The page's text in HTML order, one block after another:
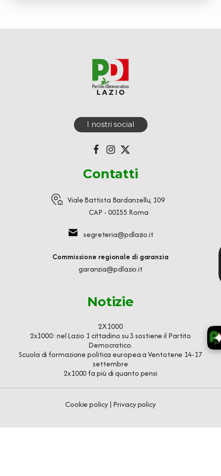
I nostri social
Contatti
Viale Battista Bardanzellu, 109
CAP - 00155 Roma
segreteria@pdlazio.it
Commissione regionale di garanzia
garanzia@pdlazio.it
Notizie
2X1000
2x1000: nel Lazio 1 cittadino su 3 sostiene il Partito
Democratico.
Scuola di formazione politica europea a Ventotene 14-17
settembre
2x1000 fa più di quanto pensi
Cookie policy| Privacy policy